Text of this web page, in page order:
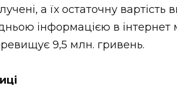
а їх остаточну вартість
інформацією в інтернет
9,5 млн. гривень.